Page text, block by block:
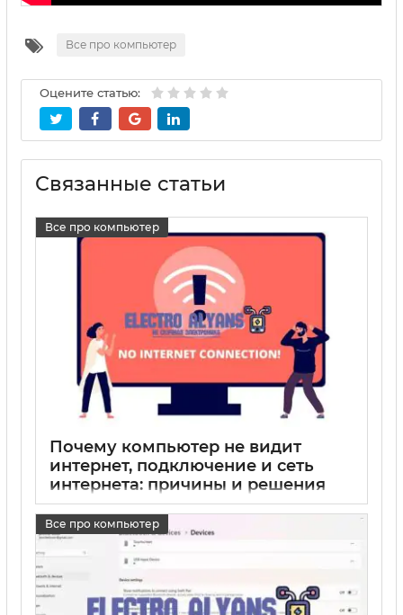
Все про компьютер
Оцените статью:
Связанные статьи
Все про компьютер
Почему компьютер не видит
интернет, подключение и сеть
интернета: причины и решения
Все про компьютер